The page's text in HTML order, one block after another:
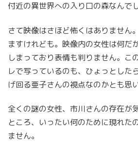
付近の異世界への入り口の森なんで
さて映像はさほど怖くはありません
ますけれども。映像内の女性は何だ
しまっており表情も判りません。こ
レで写っているのも、ひょっとした
げ回る亜子さんの視点なのかとも思
全くの謎の女性、市川さんの存在が
ところ、いったい何のために現れた
ません。